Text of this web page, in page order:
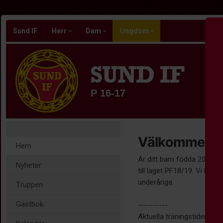
Sund IF Herr Dam Ungdom
SUND IF
P 16-17
Hem
Nyheter
Truppen
Gästbok
Välkommen
Är ditt barn födda 2018/
till laget PF18/19. Vi har
underåriga.
----------
Aktuella träningstider